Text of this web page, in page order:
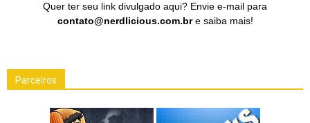
Quer ter seu link divulgado aqui? Envie e-mail para
contato@nerdlicious.com.bre saiba mais!
Parceiros